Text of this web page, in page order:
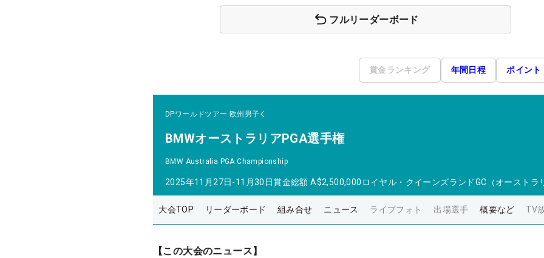
フルリーダーボード
賞金ランキング 年間日程 ポイント
DPワールドツアー 欧州男子
BMWオーストラリアPGA選手権
BMW Australia PGA Championship
2025年11月27日-11月30日賞金総額 A$2,500,000 ロイヤル・クイーンズランドGC（オーストラ
大会TOP リーダーボード 組み合せ ニュース ライブフォト 出場選手 概要など TV
【この大会のニュース】